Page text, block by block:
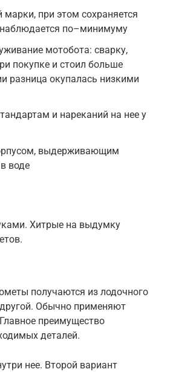
при этом сохраняется
наблюдается по–минимуму
мотобота: сварку,
покупке и стоил больше
разница окупалась низкими
и нареканий на нее у
выдерживающим
воде
Хитрые на выдумку
получаются из лодочного
Обычно применяют
преимущество
деталей.
нее. Второй вариант